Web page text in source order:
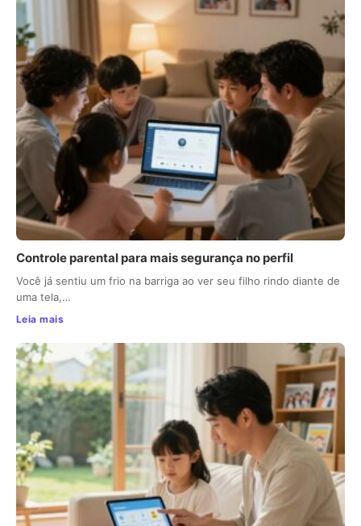
Controle parental para mais segurança no perfil
Você já sentiu um frio na barriga ao ver seu filho rindo diante de
uma tela,…
Leia mais